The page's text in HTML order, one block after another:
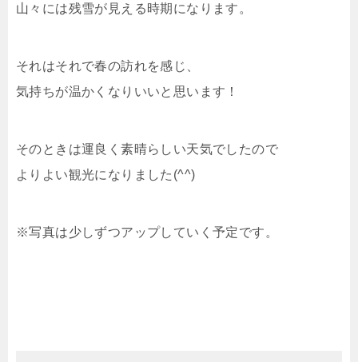
山々には残雪が見える時期になります。
それはそれで春の訪れを感じ、
気持ちが温かくなりいいと思います！
そのときは運良く素晴らしい天気でしたので
よりよい観光になりました(^^)
※写真は少しずつアップしていく予定です。